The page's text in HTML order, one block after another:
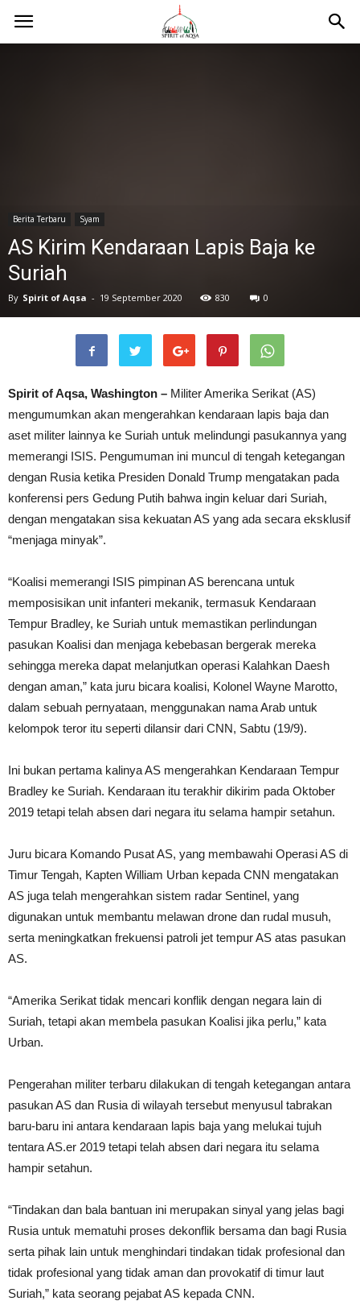
Berita Terbaru Syam
AS Kirim Kendaraan Lapis Baja ke
Suriah
By Spirit of Aqsa - 19 September 2020 830 0
Spirit of Aqsa, Washington – Militer Amerika Serikat (AS)
mengumumkan akan mengerahkan kendaraan lapis baja dan
aset militer lainnya ke Suriah untuk melindungi pasukannya yang
memerangi ISIS. Pengumuman ini muncul di tengah ketegangan
dengan Rusia ketika Presiden Donald Trump mengatakan pada
konferensi pers Gedung Putih bahwa ingin keluar dari Suriah,
dengan mengatakan sisa kekuatan AS yang ada secara eksklusif
“menjaga minyak”.
“Koalisi memerangi ISIS pimpinan AS berencana untuk
memposisikan unit infanteri mekanik, termasuk Kendaraan
Tempur Bradley, ke Suriah untuk memastikan perlindungan
pasukan Koalisi dan menjaga kebebasan bergerak mereka
sehingga mereka dapat melanjutkan operasi Kalahkan Daesh
dengan aman,” kata juru bicara koalisi, Kolonel Wayne Marotto,
dalam sebuah pernyataan, menggunakan nama Arab untuk
kelompok teror itu seperti dilansir dari CNN, Sabtu (19/9).
Ini bukan pertama kalinya AS mengerahkan Kendaraan Tempur
Bradley ke Suriah. Kendaraan itu terakhir dikirim pada Oktober
2019 tetapi telah absen dari negara itu selama hampir setahun.
Juru bicara Komando Pusat AS, yang membawahi Operasi AS di
Timur Tengah, Kapten William Urban kepada CNN mengatakan
AS juga telah mengerahkan sistem radar Sentinel, yang
digunakan untuk membantu melawan drone dan rudal musuh,
serta meningkatkan frekuensi patroli jet tempur AS atas pasukan
AS.
“Amerika Serikat tidak mencari konflik dengan negara lain di
Suriah, tetapi akan membela pasukan Koalisi jika perlu,” kata
Urban.
Pengerahan militer terbaru dilakukan di tengah ketegangan antara
pasukan AS dan Rusia di wilayah tersebut menyusul tabrakan
baru-baru ini antara kendaraan lapis baja yang melukai tujuh
tentara AS.er 2019 tetapi telah absen dari negara itu selama
hampir setahun.
“Tindakan dan bala bantuan ini merupakan sinyal yang jelas bagi
Rusia untuk mematuhi proses dekonflik bersama dan bagi Rusia
serta pihak lain untuk menghindari tindakan tidak profesional dan
tidak profesional yang tidak aman dan provokatif di timur laut
Suriah,” kata seorang pejabat AS kepada CNN.